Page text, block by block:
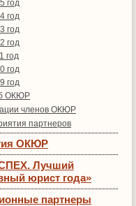
год
год
год
год
год
год
год
ОКЮР
членов ОКЮР
партнеров
ОКЮР
Лучший
юрист года»
партнеры